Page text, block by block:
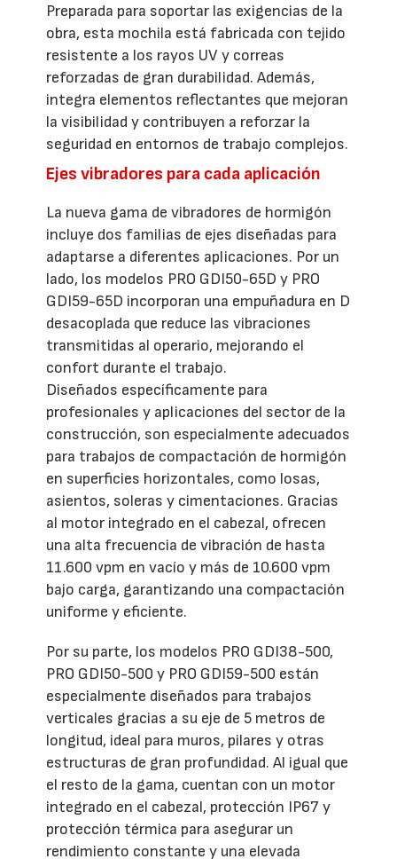
Preparada para soportar las exigencias de la
obra, esta mochila está fabricada con tejido
resistente a los rayos UV y correas
reforzadas de gran durabilidad. Además,
integra elementos reflectantes que mejoran
la visibilidad y contribuyen a reforzar la
seguridad en entornos de trabajo complejos.
Ejes vibradores para cada aplicación
La nueva gama de vibradores de hormigón
incluye dos familias de ejes diseñadas para
adaptarse a diferentes aplicaciones. Por un
lado, los modelos PRO GDI50-65D y PRO
GDI59-65D incorporan una empuñadura en D
desacoplada que reduce las vibraciones
transmitidas al operario, mejorando el
confort durante el trabajo.
Diseñados específicamente para
profesionales y aplicaciones del sector de la
construcción, son especialmente adecuados
para trabajos de compactación de hormigón
en superficies horizontales, como losas,
asientos, soleras y cimentaciones. Gracias
al motor integrado en el cabezal, ofrecen
una alta frecuencia de vibración de hasta
11.600 vpm en vacío y más de 10.600 vpm
bajo carga, garantizando una compactación
uniforme y eficiente.
Por su parte, los modelos PRO GDI38-500,
PRO GDI50-500 y PRO GDI59-500 están
especialmente diseñados para trabajos
verticales gracias a su eje de 5 metros de
longitud, ideal para muros, pilares y otras
estructuras de gran profundidad. Al igual que
el resto de la gama, cuentan con un motor
integrado en el cabezal, protección IP67 y
protección térmica para asegurar un
rendimiento constante y una elevada